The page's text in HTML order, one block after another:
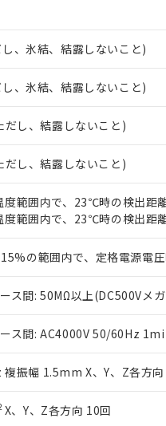
、氷結、結露しないこと)
、氷結、結露しないこと)
し、結露しないこと)
し、結露しないこと)
範囲内で、23℃時の検出距
範囲内で、23℃時の検出距
の範囲内で、定格電源電
ス間: 50MΩ以上(DC500Vメ
ス間: AC4000V 50/60Hz
振幅 1.5mm X、Y、Z各方
X、Y、Z各方向 10回
本サービスは、当社制御機器
くものです。
在庫状況および標準価格照
のであり、閲覧された時点で
正式な納期状況および標準価
当社販売員にご相談ください
オムロン制御機器販売店や当
在庫状況および標準価格結果
す。
マイパーツ機能（部品リスト
が、当社の製品・サービスに
さい。
※当社の共同利用者とは、"
いる法人を指します。
指令（10物質）：
1000ppm以下、 水銀(Hg) 1000ppm
ロム(Cr(Ⅵ)) 1000ppm以下、ポリ臭化
酸ビス(2-エチルヘキシル) (DEHP)(別
RoHS指令で産業用監視および制御機
応予定月
在庫の切り替え状況などによ
含有証明書ダウンロー
指令（10物質）の非含有
質の非含有証明書（当社基準
明書は発行日時点で非含有
、RoHS指令のフタル酸エス
することから備考欄に対応日
当社にて対応品への在庫切
愛しております。
」：未確認です。当社販売部
) :1000ppm、 Hg(水銀) : 1000ppm、
六価クロム) : 1000ppm、 PBBs(ポリ
フタル酸ジブチル) : 1000ppm、 DIBP(
フタル酸ビス(2-エチルヘキシル)) :
境保護使用期限
」：有害物質（10物質）のす
」：通常の使用状況下におい
ます。
」：未確認です。当社販売部
当社は、これら貴社製品のう
う）を輸出または国外への提
などの必要な手続きをとりま
当社は規制貨物を破棄する
置等に一切使用いたしません。
当社は、貴社製品を第三者に
また当社は、販売先および販
たしません。
説明
一定数以上の在庫あり
一定数には満たないが在
在庫なし(最新の在庫状
機器販売店・当社販売員
受注生産機種、また在庫